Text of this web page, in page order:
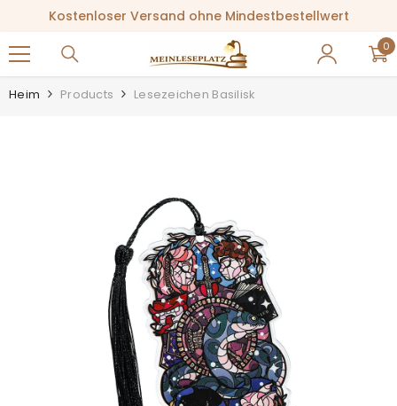
Kostenloser Versand ohne Mindestbestellwert
0
0
Heim Products Lesezeichen Basilisk